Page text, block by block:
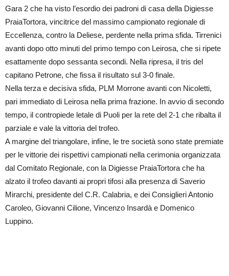
Gara 2 che ha visto l’esordio dei padroni di casa della Digiesse
PraiaTortora, vincitrice del massimo campionato regionale di
Eccellenza, contro la Deliese, perdente nella prima sfida. Tirrenici
avanti dopo otto minuti del primo tempo con Leirosa, che si ripete
esattamente dopo sessanta secondi. Nella ripresa, il tris del
capitano Petrone, che fissa il risultato sul 3-0 finale.
Nella terza e decisiva sfida, PLM Morrone avanti con Nicoletti,
pari immediato di Leirosa nella prima frazione. In avvio di secondo
tempo, il contropiede letale di Puoli per la rete del 2-1 che ribalta il
parziale e vale la vittoria del trofeo.
A margine del triangolare, infine, le tre società sono state premiate
per le vittorie dei rispettivi campionati nella cerimonia organizzata
dal Comitato Regionale, con la Digiesse PraiaTortora che ha
alzato il trofeo davanti ai propri tifosi alla presenza di Saverio
Mirarchi, presidente del C.R. Calabria, e dei Consiglieri Antonio
Caroleo, Giovanni Cilione, Vincenzo Insardà e Domenico
Luppino.